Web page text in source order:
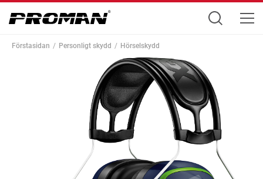
Förstasidan Personligt skydd Hörselskydd